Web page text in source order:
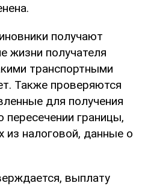
получают
жизни получателя
транспортными
Также проверяются
для получения
границы,
из налоговой, данные о
выплату